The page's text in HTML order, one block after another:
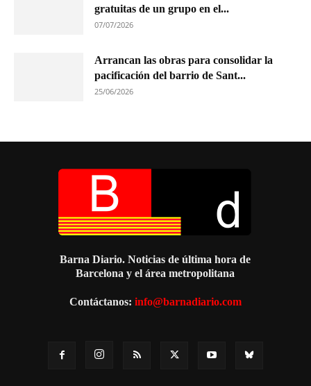
gratuitas de un grupo en el...
07/07/2026
Arrancan las obras para consolidar la
pacificación del barrio de Sant...
25/06/2026
Barna Diario. Noticias de última hora de
Barcelona y el área metropolitana
Contáctanos: info@barnadiario.com